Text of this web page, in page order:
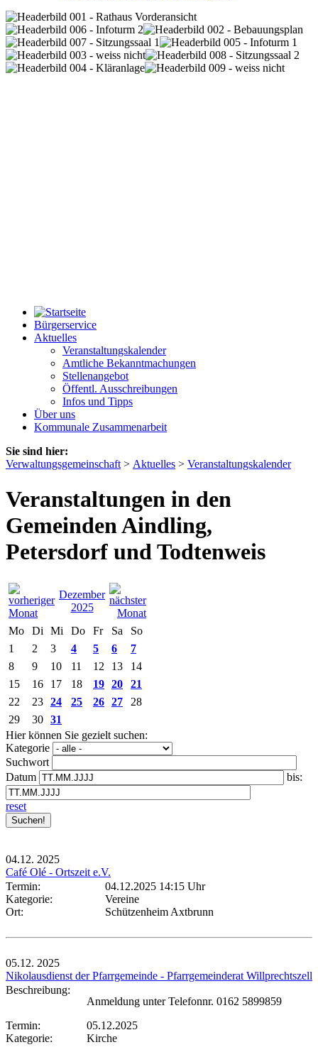
Bürgerservice
Aktuelles
Veranstaltungskalender
Amtliche Bekanntmachungen
Stellenangebot
Öffentl. Ausschreibungen
Infos und Tipps
Über uns
Kommunale Zusammenarbeit
Sie sind hier:
Verwaltungsgemeinschaft > Aktuelles > Veranstaltungskalender
Veranstaltungen in den
Gemeinden Aindling,
Petersdorf und Todtenweis
Dezember
2025
Mo
Di Mi Do Fr Sa
So
1
2 3 4 5 6
7
8
9 10 11 12 13
14
15
16 17 18 19 20
21
22
23 24 25 26 27
28
29
30 31
Hier können Sie gezielt suchen:
Kategorie
Suchwort
Datum
bis:
reset
04.12. 2025
Café Olé - Ortszeit e.V.
Termin:
04.12.2025 14:15 Uhr
Kategorie:
Vereine
Ort:
Schützenheim Axtbrunn
05.12. 2025
Nikolausdienst der Pfarrgemeinde - Pfarrgemeinderat Willprechtszell
Beschreibung:
Anmeldung unter Telefonnr. 0162 5899859
Termin:
05.12.2025
Kategorie:
Kirche